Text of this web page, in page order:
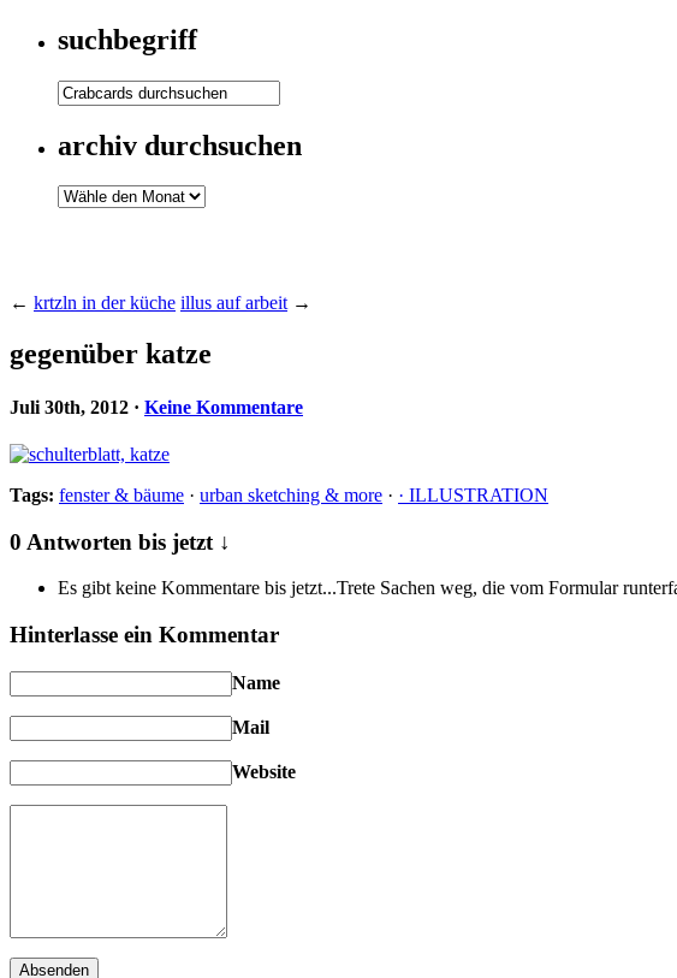
suchbegriff
archiv durchsuchen
← krtzln in der küche illus auf arbeit→
gegenüber katze
Juli 30th, 2012 · Keine Kommentare
Tags: fenster & bäume · urban sketching & more · · ILLUSTRATION
0 Antworten bis jetzt ↓
Es gibt keine Kommentare bis jetzt...Trete Sachen weg, die vom Formular
Hinterlasse ein Kommentar
Name
Mail
Website